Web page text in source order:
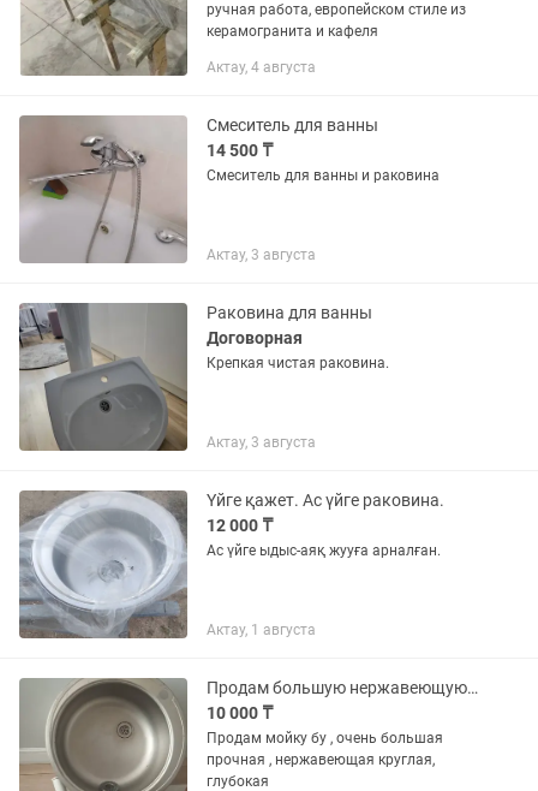
ручная работа, европейском стиле из
керамогранита и кафеля
Актау, 4 августа
Смеситель для ванны
14 500 ₸
Смеситель для ванны и раковина
Актау, 3 августа
Раковина для ванны
Договорная
Крепкая чистая раковина.
Актау, 3 августа
Үйге қажет. Ас үйге раковина.
12 000 ₸
Ас үйге ыдыс-аяқ жууға арналған.
Актау, 1 августа
Продам большую нержавеющую мойку для кухни
10 000 ₸
Продам мойку бу , очень большая
прочная , нержавеющая круглая,
глубокая